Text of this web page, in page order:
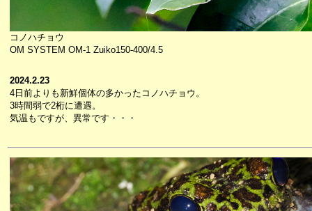
コノハチョウ
OM SYSTEM OM-1 Zuiko150-400/4.5
2024.2.23
4日前よりも新鮮個体の多かったコノハチョウ。
3時間弱で2桁に遭遇。
気温もですが、異常です・・・